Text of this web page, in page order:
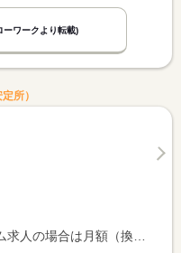
ーワークより転載)
所）
ート求人の場合は時間額を表示しています。